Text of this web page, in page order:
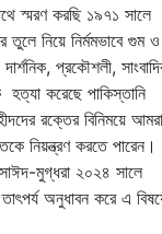
স্মরণ করছি ১৯৭১ সালে
নিয়ে নির্মমভাবে গুম ও
দার্শনিক, প্রকৌশলী,
করেছে পাকিস্তানি
রক্তের বিনিময়ে আমরা
নিয়ন্ত্রণ করতে পারেন।
সাঈদ-মুগ্ধরা ২০২৪ সালে
অনুধাবন করে এ